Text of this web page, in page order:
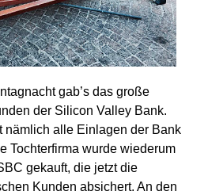
gab’s das große
der Silicon Valley Bank.
nämlich alle Einlagen der Bank
Tochterfirma wurde wiederum
gekauft, die jetzt die
Kunden absichert. An den